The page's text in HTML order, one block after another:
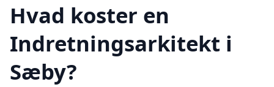
Hvad koster en
Indretningsarkitekt i
Sæby?